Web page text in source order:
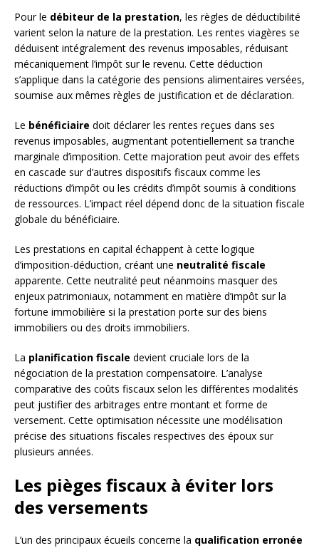
Pour le débiteur de la prestation, les règles de déductibilité
varient selon la nature de la prestation. Les rentes viagères se
déduisent intégralement des revenus imposables, réduisant
mécaniquement l’impôt sur le revenu. Cette déduction
s’applique dans la catégorie des pensions alimentaires versées,
soumise aux mêmes règles de justification et de déclaration.
Le bénéficiaire doit déclarer les rentes reçues dans ses
revenus imposables, augmentant potentiellement sa tranche
marginale d’imposition. Cette majoration peut avoir des effets
en cascade sur d’autres dispositifs fiscaux comme les
réductions d’impôt ou les crédits d’impôt soumis à conditions
de ressources. L’impact réel dépend donc de la situation fiscale
globale du bénéficiaire.
Les prestations en capital échappent à cette logique
d’imposition-déduction, créant une neutralité fiscale
apparente. Cette neutralité peut néanmoins masquer des
enjeux patrimoniaux, notamment en matière d’impôt sur la
fortune immobilière si la prestation porte sur des biens
immobiliers ou des droits immobiliers.
La planification fiscale devient cruciale lors de la
négociation de la prestation compensatoire. L’analyse
comparative des coûts fiscaux selon les différentes modalités
peut justifier des arbitrages entre montant et forme de
versement. Cette optimisation nécessite une modélisation
précise des situations fiscales respectives des époux sur
plusieurs années.
Les pièges fiscaux à éviter lors
des versements
L’un des principaux écueils concerne la qualification erronée